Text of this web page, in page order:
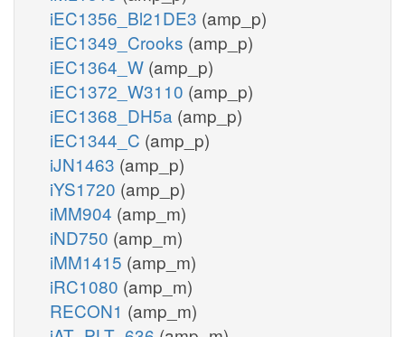
iEC1356_Bl21DE3 (amp_p)
iEC1349_Crooks (amp_p)
iEC1364_W (amp_p)
iEC1372_W3110 (amp_p)
iEC1368_DH5a (amp_p)
iEC1344_C (amp_p)
iJN1463 (amp_p)
iYS1720 (amp_p)
iMM904 (amp_m)
iND750 (amp_m)
iMM1415 (amp_m)
iRC1080 (amp_m)
RECON1 (amp_m)